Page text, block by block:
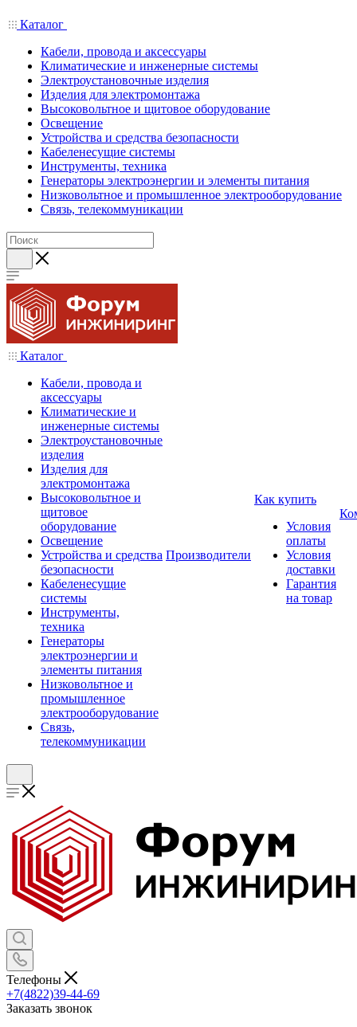
Каталог
Кабели, провода и аксессуары
Климатические и инженерные системы
Электроустановочные изделия
Изделия для электромонтажа
Высоковольтное и щитовое оборудование
Освещение
Устройства и средства безопасности
Кабеленесущие системы
Инструменты, техника
Генераторы электроэнергии и элементы питания
Низковольтное и промышленное электрооборудование
Связь, телекоммуникации
Каталог
Кабели, провода и
аксессуары
Климатические и
инженерные системы
Электроустановочные
изделия
Изделия для
электромонтажа
Высоковольтное и
щитовое
оборудование
Освещение
Устройства и средства
безопасности
Кабеленесущие
системы
Инструменты,
техника
Генераторы
электроэнергии и
элементы питания
Низковольтное и
промышленное
электрооборудование
Связь,
телекоммуникации
Производители
Как купить
Условия
оплаты
Условия
доставки
Гарантия
на товар
Телефоны
+7(4822)39-44-69
Заказать звонок